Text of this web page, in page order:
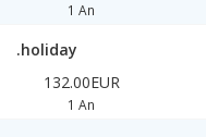
1 An
.holiday
132.00EUR
1 An